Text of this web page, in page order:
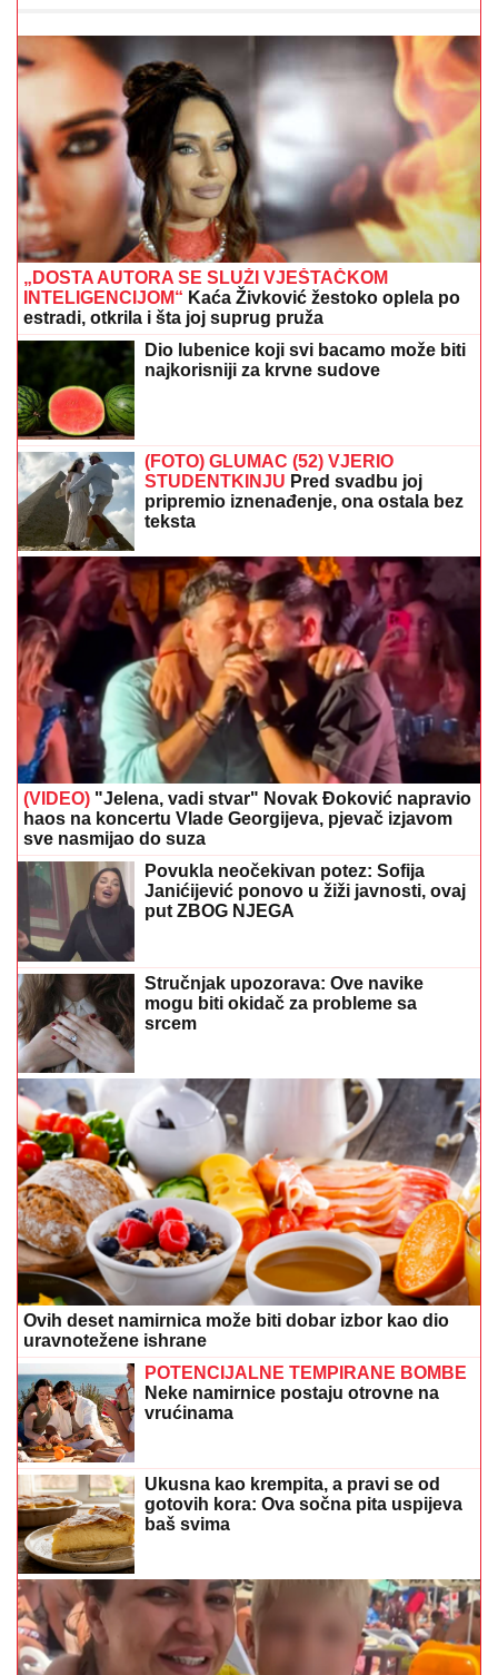
„DOSTA AUTORA SE SLUŽI VJEŠTAČKOM
INTELIGENCIJOM“Kaća Živković žestoko oplela po
estradi, otkrila i šta joj suprug pruža
Dio lubenice koji svi bacamo može biti
najkorisniji za krvne sudove
pripremio iznenađenje, ona ostala bez
teksta
(VIDEO)
"Jelena, vadi stvar" Novak Đoković napravio
haos na koncertu Vlade Georgijeva, pjevač izjavom
sve nasmijao do suza
Povukla neočekivan potez: Sofija
Janićijević ponovo u žiži javnosti, ovaj
put ZBOG NJEGA
Stručnjak upozorava: Ove navike
srcem
Ovih deset namirnica može biti dobar izbor kao dio
uravnotežene ishrane
POTENCIJALNE TEMPIRANE BOMBE
Neke namirnice postaju otrovne na
vrućinama
baš svima